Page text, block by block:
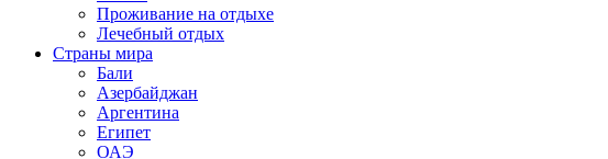
Проживание на отдыхе
Лечебный отдых
Страны мира
Бали
Азербайджан
Аргентина
Египет
ОАЭ